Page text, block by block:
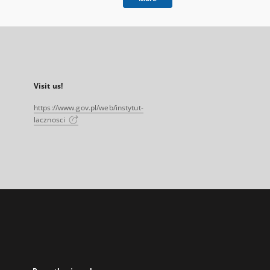
Visit us!
https://www.gov.pl/web/instytut-
lacznosci